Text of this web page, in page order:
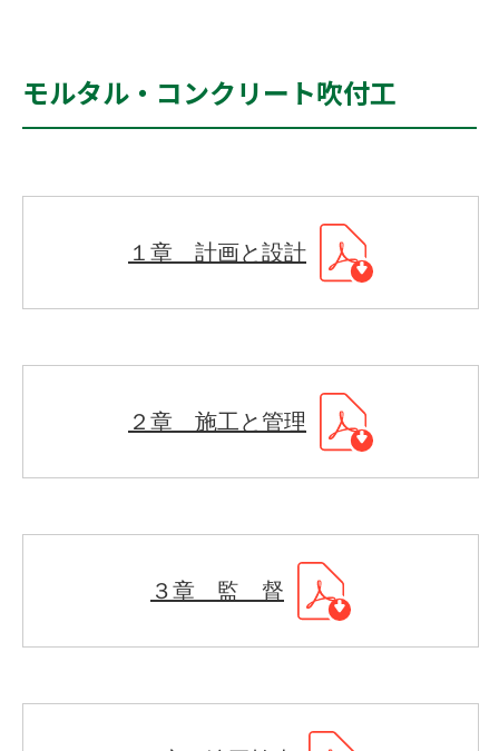
モルタル・コンクリート吹付工
１章 計画と設計
２章 施工と管理
３章 監 督